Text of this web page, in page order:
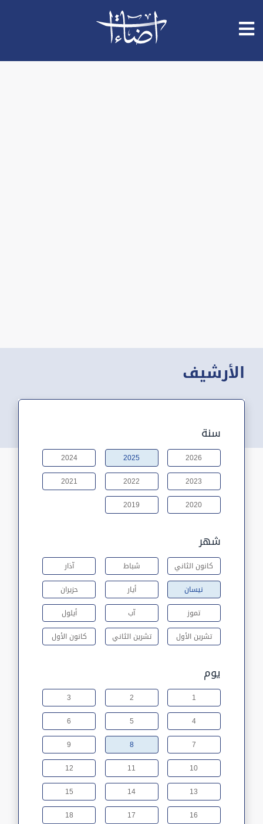
الأرشيف
سنة
2026
2025
2024
2023
2022
2021
2020
2019
شهر
كانون الثاني شباط
آذار
نيسان
أيار
حزيران
تموز
آب
أيلول
تشرين الأول
تشرين الثاني كانون الأول
يوم
1
2
3
4
5
6
7
8
9
10
11
12
13
14
15
16
17
18